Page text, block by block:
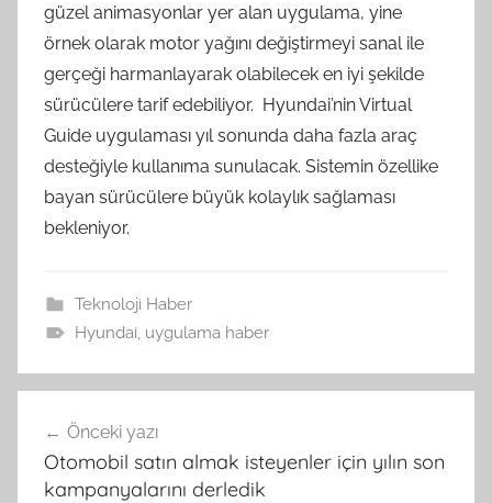
güzel animasyonlar yer alan uygulama, yine
örnek olarak motor yağını değiştirmeyi sanal ile
gerçeği harmanlayarak olabilecek en iyi şekilde
sürücülere tarif edebiliyor. Hyundai’nin Virtual
Guide uygulaması yıl sonunda daha fazla araç
desteğiyle kullanıma sunulacak. Sistemin özellike
bayan sürücülere büyük kolaylık sağlaması
bekleniyor.
Teknoloji Haber
Hyundai, uygulama haber
gezinmesi
Önceki yazı
Otomobil satın almak isteyenler için yılın son
kampanyalarını derledik